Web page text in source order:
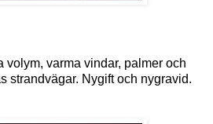
volym, varma vindar, palmer och
strandvägar. Nygift och nygravid.